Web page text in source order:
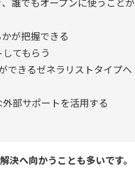
が把握できる
てもらう
できるゼネラリストタイプへ
部サポートを活用する
決へ向かうことも多いです。